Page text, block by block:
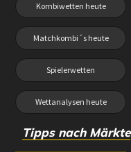
Kombiwetten heute
Matchkombi´s heute
Spielerwetten
Wettanalysen heute
Tipps nach Märkte